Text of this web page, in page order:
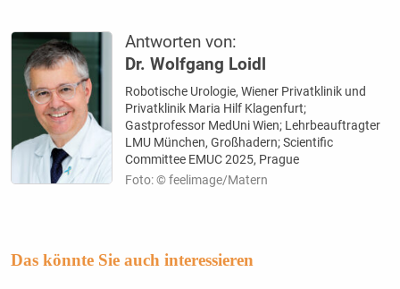
Antworten von:
Dr. Wolfgang Loidl
Robotische Urologie, Wiener Privatklinik und
Privatklinik Maria Hilf Klagenfurt;
Gastprofessor MedUni Wien; Lehrbeauftragter
LMU München, Großhadern; Scientific
Committee EMUC 2025, Prague
Foto: © feelimage/Matern
Das könnte Sie auch interessieren